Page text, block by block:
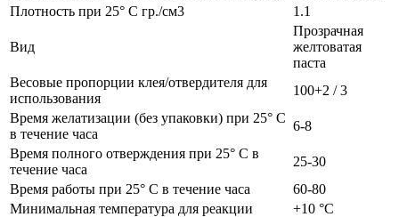
Плотность при 25° C гр./см3
1.1
Вид
Прозрачная
желтоватая
паста
Весовые пропорции клея/отвердителя для
использования
100+2 / 3
Время желатизации (без упаковки) при 25° C
в течение часа
6-8
Время полного отверждения при 25° C в
течение часа
25-30
Время работы при 25° C в течение часа
60-80
Минимальная температура для реакции
+10 °C